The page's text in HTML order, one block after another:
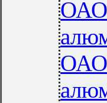
ОАО
ОАО